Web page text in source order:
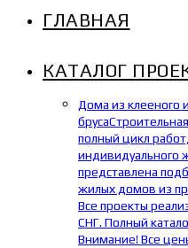
ГЛАВНАЯ
КАТАЛОГ
Дома из клееного
бруса
полный цикл
индивидуального
представлена
жилых домов из
Все проекты
СНГ. Полный
Внимание! Все